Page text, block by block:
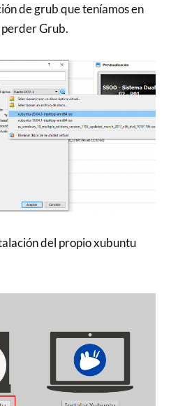
de grub que teníamos en
Grub.
del propio xubuntu